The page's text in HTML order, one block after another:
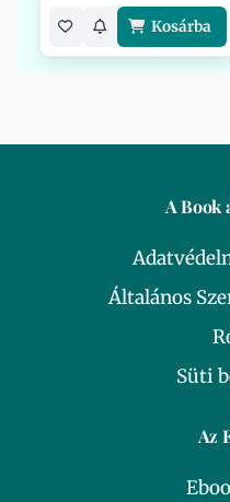
Kosárba
A Book
Általános
Süti
Az